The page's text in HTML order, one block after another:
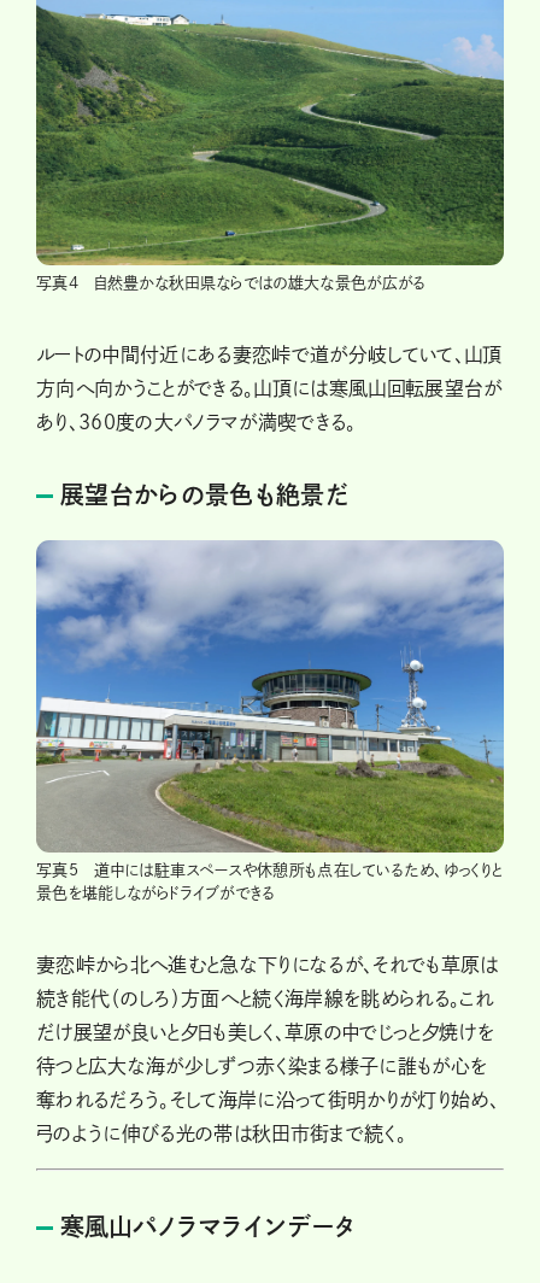
写真4 自然豊かな秋田県ならではの雄大な景色が広がる
ルートの中間付近にある妻恋峠で道が分岐していて、山頂
方向へ向かうことができる。山頂には寒風山回転展望台が
あり、360度の大パノラマが満喫できる。
展望台からの景色も絶景だ
写真5 道中には駐車スペースや休憩所も点在しているため、ゆっくりと
景色を堪能しながらドライブができる
妻恋峠から北へ進むと急な下りになるが、それでも草原は
続き能代（のしろ）方面へと続く海岸線を眺められる。これ
だけ展望が良いと夕日も美しく、草原の中でじっと夕焼けを
待つと広大な海が少しずつ赤く染まる様子に誰もが心を
奪われるだろう。そして海岸に沿って街明かりが灯り始め、
弓のように伸びる光の帯は秋田市街まで続く。
寒風山パノラマラインデータ